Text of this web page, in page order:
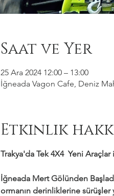
Saat ve Yer
25 Ara 2024 12:00 – 13:00
İğneada Vagon Cafe, Deniz
Etkinlik
Trakya'da Tek 4X4  Yeni
İğneada Mert Gölünden
ormanın derinliklerine sürüşler